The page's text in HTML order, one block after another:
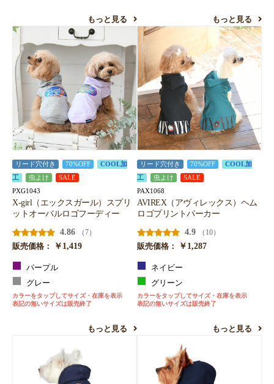
もっと見る もっと見る
リード穴付き 70%OFF
COOL加
工
虫よけ SALE
PXG1043
X-girl（エックスガール）スプリ
ットオーバルロゴフーディー
4.86
（7）
販売価格：
￥1,419
パープル
グレー
カラーをタップしてサイズ・在庫を表示
表記の無いサイズは販売終了
もっと見る
リード穴付き 70%OFF
COOL加
工
虫よけ SALE
PAX1068
AVIREX（アヴィレックス）ヘム
ロゴプリントパーカー
4.9
（10）
販売価格：
￥1,287
ネイビー
グリーン
カラーをタップしてサイズ・在庫を表示
表記の無いサイズは販売終了
もっと見る